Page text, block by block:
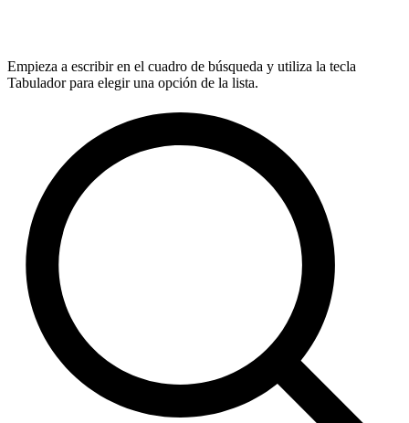
Empieza a escribir en el cuadro de búsqueda y utiliza la tecla
Tabulador para elegir una opción de la lista.